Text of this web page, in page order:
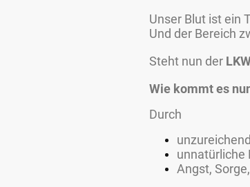
Unser Blut ist ein
Und der Bereich
Steht nun der
Wie kommt es
Durch
unnatürliche
Angst,